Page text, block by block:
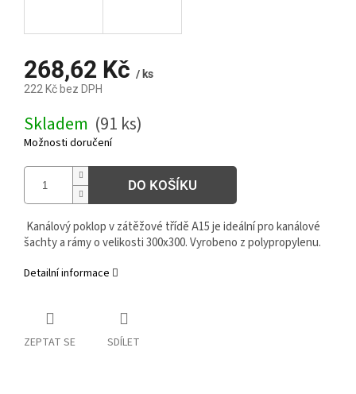
268,62 Kč / ks
222 Kč bez DPH
cena:
Skladem (91 ks)
Možnosti doručení
DO KOŠÍKU
Kanálový poklop v zátěžové třídě A15 je ideální pro kanálové
šachty a rámy o velikosti 300x300. Vyrobeno z polypropylenu.
Detailní informace
ZEPTAT SE SDÍLET